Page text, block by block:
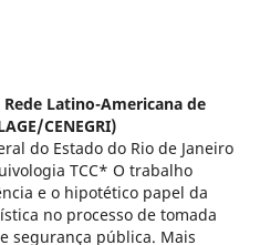
Rede Latino-Americana de
CENEGRI)
do Estado do Rio de Janeiro
TCC* O trabalho
e o hipotético papel da
no processo de tomada
segurança pública. Mais